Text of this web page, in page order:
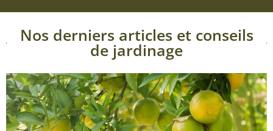
Nos derniers articles et conseils
de jardinage